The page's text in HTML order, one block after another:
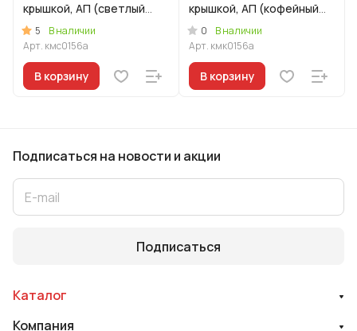
крышкой, АП (светлый
мрамор)
5
В наличии
Арт. кмс0156а
В корзину
крышкой, АП (кофейный
мрамор)
0
В наличии
Арт. кмк0156а
В корзину
Подписаться на новости и акции
Подписаться
Каталог
Компания